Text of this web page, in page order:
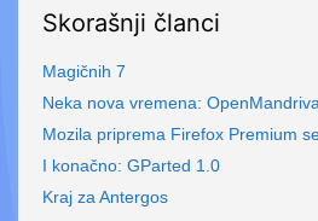
Skorašnji članci
Magičnih 7
Neka nova vremena:
Mozila priprema Firefox Premium
I konačno: GParted 1.0
Kraj za Antergos